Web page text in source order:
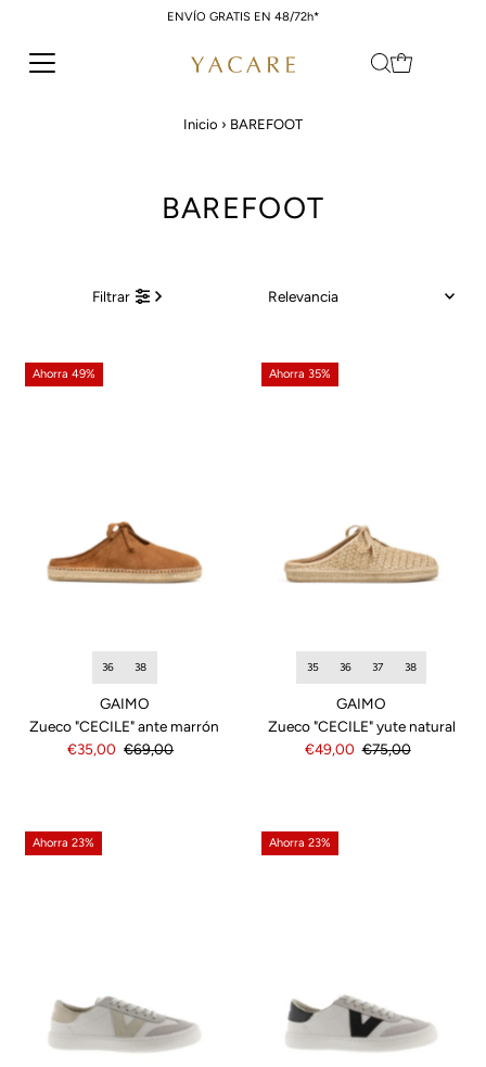
Ir directamente al contenido
ENVÍO GRATIS EN 48/72h*
Inicio › BAREFOOT
BAREFOOT
Filtrar
Más relevantes
Precio, mayor a menor
Fecha: antiguo(a) a
antiguo(a)
Ahorra 49%
36 38
GAIMO
Zueco "CECILE" ante marrón
Precio
€35,00 Precio
€69,00
Ahorra 35%
35 36 37 38
GAIMO
Zueco "CECILE" yute natural
Precio
€49,00 Precio
€75,00
Ahorra 23% Ahorra 23%